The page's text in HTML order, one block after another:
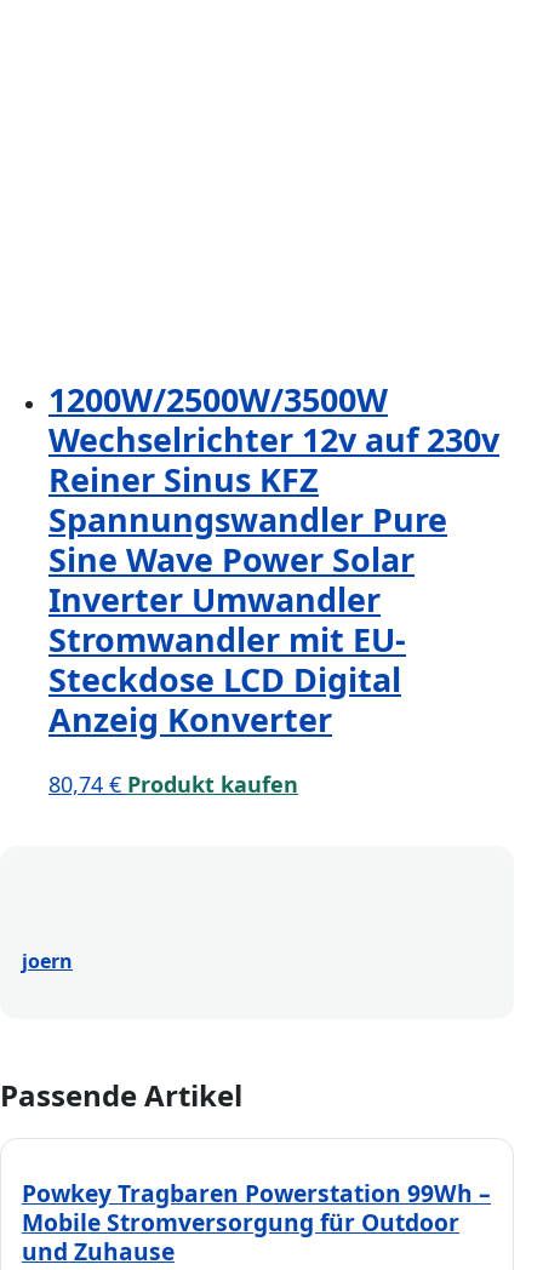
1200W/2500W/3500W
Wechselrichter 12v auf 230v
Reiner Sinus KFZ
Spannungswandler Pure
Sine Wave Power Solar
Inverter Umwandler
Stromwandler mit EU-
Steckdose LCD Digital
Anzeig Konverter
80,74 € Produkt kaufen
joern
Passende Artikel
Powkey Tragbaren Powerstation 99Wh –
Mobile Stromversorgung für Outdoor
und Zuhause